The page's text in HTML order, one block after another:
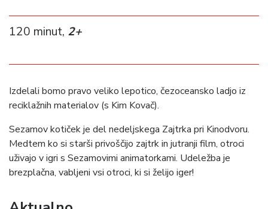
120 minut, 2+
Izdelali bomo pravo veliko lepotico, čezoceansko ladjo iz
reciklažnih materialov (s Kim Kovač).
Sezamov kotiček je del nedeljskega Zajtrka pri Kinodvoru.
Medtem ko si starši privoščijo zajtrk in jutranji film, otroci
uživajo v igri s Sezamovimi animatorkami. Udeležba je
brezplačna, vabljeni vsi otroci, ki si želijo iger!